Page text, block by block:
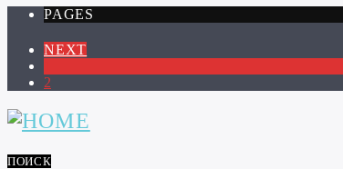
PAGES
NEXT
2
ПОИСК